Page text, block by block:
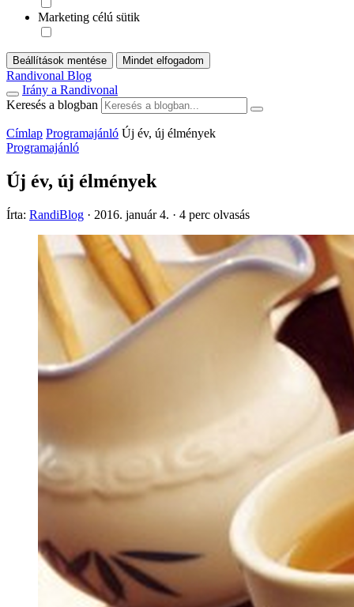
Marketing célú sütik
Beállítások mentése Mindet elfogadom
Randivonal Blog
Irány a Randivonal
Keresés a blogban
Címlap Programajánló Új év, új élmények
Programajánló
Új év, új élmények
Írta: RandiBlog · 2016. január 4. · 4 perc olvasás